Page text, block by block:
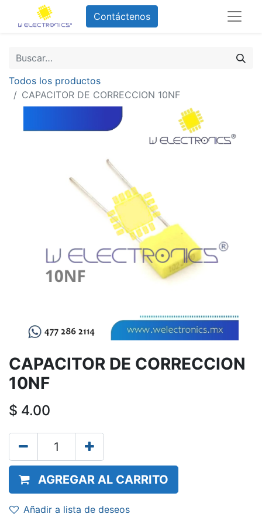
Contáctenos
Todos los productos
CAPACITOR DE CORRECCION 10NF
CAPACITOR DE CORRECCION
10NF
$ 4.00
AGREGAR AL CARRITO
Añadir a lista de deseos